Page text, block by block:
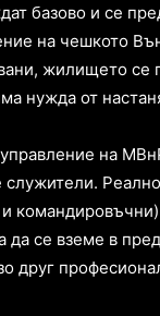
базово и се
на чешкото
жилището се
нужда от
на
да се вземе в
друг